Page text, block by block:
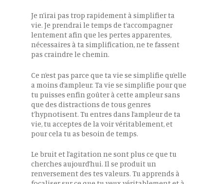
Je n’irai pas trop rapidement à simplifier ta
vie. Je prendrai le temps de t’accompagner
lentement afin que les pertes apparentes,
nécessaires à ta simplification, ne te fassent
pas craindre le chemin.
Ce n’est pas parce que ta vie se simplifie qu’elle
a moins d’ampleur. Ta vie se simplifie pour que
tu puisses enfin goûter à cette ampleur sans
que des distractions de tous genres
t’hypnotisent. Tu entres dans l’ampleur de ta
vie, tu acceptes de la voir véritablement, et
pour cela tu as besoin de temps.
Le bruit et l’agitation ne sont plus ce que tu
cherches aujourd’hui. Il se produit un
renversement des tes valeurs. Tu apprends à